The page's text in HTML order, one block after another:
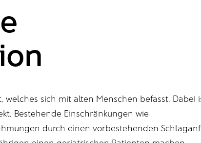
welches sich mit alten Menschen befasst. Dabei
Bestehende Einschränkungen wie
durch einen vorbestehenden